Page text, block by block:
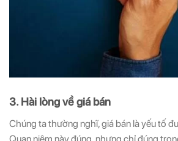
3. Hài lòng về giá bán
Chúng ta thường nghĩ, giá bán là yếu tố